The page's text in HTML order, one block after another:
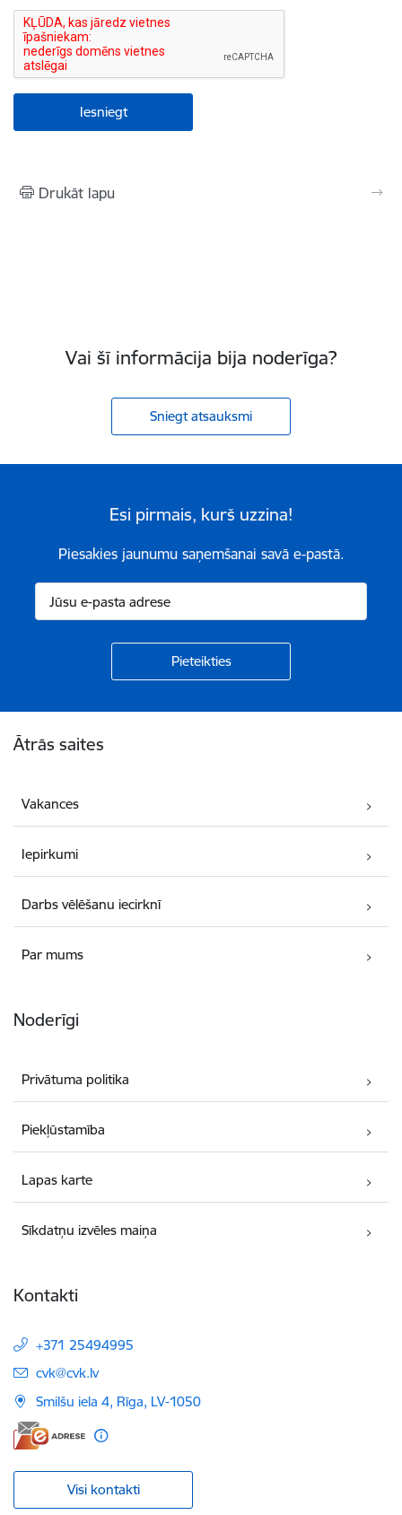
Drukāt lapu
Vai šī informācija bija noderīga?
Sniegt atsauksmi
Esi pirmais, kurš uzzina!
Piesakies jaunumu saņemšanai savā e-pastā.
Ātrās saites
Vakances
Iepirkumi
Darbs vēlēšanu iecirknī
Par mums
Noderīgi
Privātuma politika
Piekļūstamība
Lapas karte
Sīkdatņu izvēles maiņa
Kontakti
+371 25494995
E-pasts:
cvk@cvk.lv
Smilšu iela 4, Rīga, LV-1050
Visi kontakti